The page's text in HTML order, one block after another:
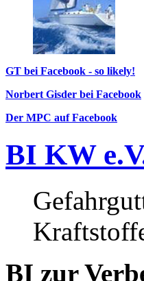
GT bei Facebook - so likely!
Norbert Gisder bei Facebook
Der MPC auf Facebook
BI KW
BI zur